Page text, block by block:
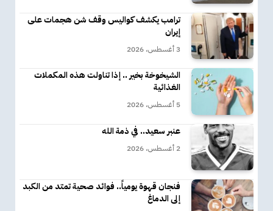
ترامب يكشف كواليس وقف شن هجمات على
إيران
3 أغسطس، 2026
الشيخوخة بخير .. إذا تناولت هذه المكملات
الغذائية
5 أغسطس، 2026
عنبر سعيد.. في ذمة الله
2 أغسطس، 2026
فنجان قهوة يومياً.. فوائد صحية تمتد من الكبد
إلى الدماغ